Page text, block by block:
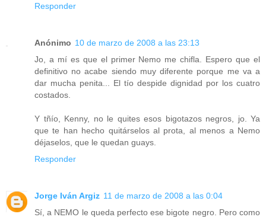
Responder
Anónimo 10 de marzo de 2008 a las 23:13
Jo, a mí es que el primer Nemo me chifla. Espero que el
definitivo no acabe siendo muy diferente porque me va a
dar mucha penita... El tío despide dignidad por los cuatro
costados.
Y tñío, Kenny, no le quites esos bigotazos negros, jo. Ya
que te han hecho quitárselos al prota, al menos a Nemo
déjaselos, que le quedan guays.
Responder
Jorge Iván Argiz 11 de marzo de 2008 a las 0:04
Sí, a NEMO le queda perfecto ese bigote negro. Pero como